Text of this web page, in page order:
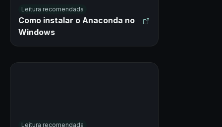
Leitura recomendada
Como instalar o Anaconda no
Windows
Leitura recomendada